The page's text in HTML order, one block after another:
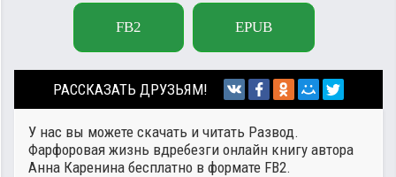
FB2 EPUB
РАССКАЗАТЬ ДРУЗЬЯМ!
У нас вы можете скачать и читать Развод.
Фарфоровая жизнь вдребезги онлайн книгу автора
Анна Каренина бесплатно в формате FB2.